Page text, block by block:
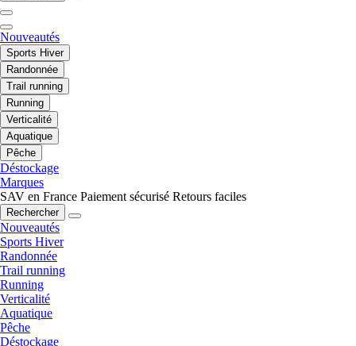
Nouveautés
Sports Hiver
Randonnée
Trail running
Running
Verticalité
Aquatique
Pêche
Déstockage
Marques
SAV en France Paiement sécurisé Retours faciles
Rechercher
Nouveautés
Sports Hiver
Randonnée
Trail running
Running
Verticalité
Aquatique
Pêche
Déstockage